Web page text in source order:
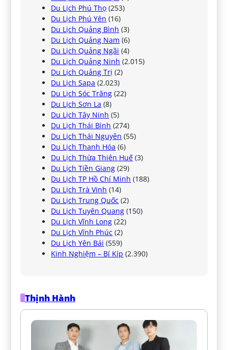
Du Lịch Phú Thọ (253)
Du Lịch Phú Yên (16)
Du Lịch Quảng Bình (3)
Du Lịch Quảng Nam (6)
Du Lịch Quảng Ngãi (4)
Du Lịch Quảng Ninh (2.015)
Du Lịch Quảng Trị (2)
Du Lịch Sapa (2.023)
Du Lịch Sóc Trăng (22)
Du Lịch Sơn La (8)
Du Lịch Tây Ninh (5)
Du Lịch Thái Bình (274)
Du Lịch Thái Nguyên (55)
Du Lịch Thanh Hóa (6)
Du Lịch Thừa Thiên Huế (3)
Du Lịch Tiền Giang (29)
Du Lịch TP Hồ Chí Minh (188)
Du Lịch Trà Vinh (14)
Du Lịch Trung Quốc (2)
Du Lịch Tuyên Quang (150)
Du Lịch Vĩnh Long (22)
Du Lịch Vĩnh Phúc (2)
Du Lịch Yên Bái (559)
Kinh Nghiệm – Bí Kíp (2.390)
Thịnh Hành